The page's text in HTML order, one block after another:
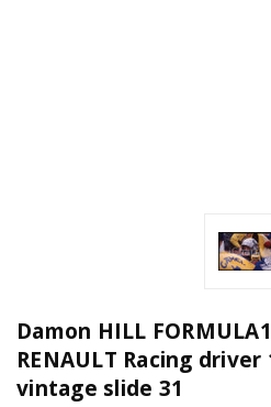
Damon HILL
RENAULT Racing driver
vintage slide 31